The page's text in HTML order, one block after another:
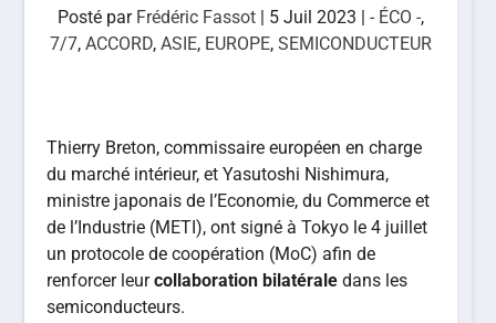
Posté par Frédéric Fassot | 5 Juil 2023 |- ÉCO -,
7/7,ACCORD,ASIE, EUROPE,SEMICONDUCTEUR
Thierry Breton, commissaire européen en charge
du marché intérieur, et Yasutoshi Nishimura,
ministre japonais de l’Economie, du Commerce et
de l’Industrie (METI), ont signé à Tokyo le 4 juillet
un protocole de coopération (MoC) afin de
renforcer leurcollaboration bilatérale dans les
semiconducteurs.